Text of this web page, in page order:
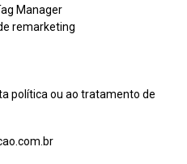
Manager
remarketing
política ou ao tratamento de